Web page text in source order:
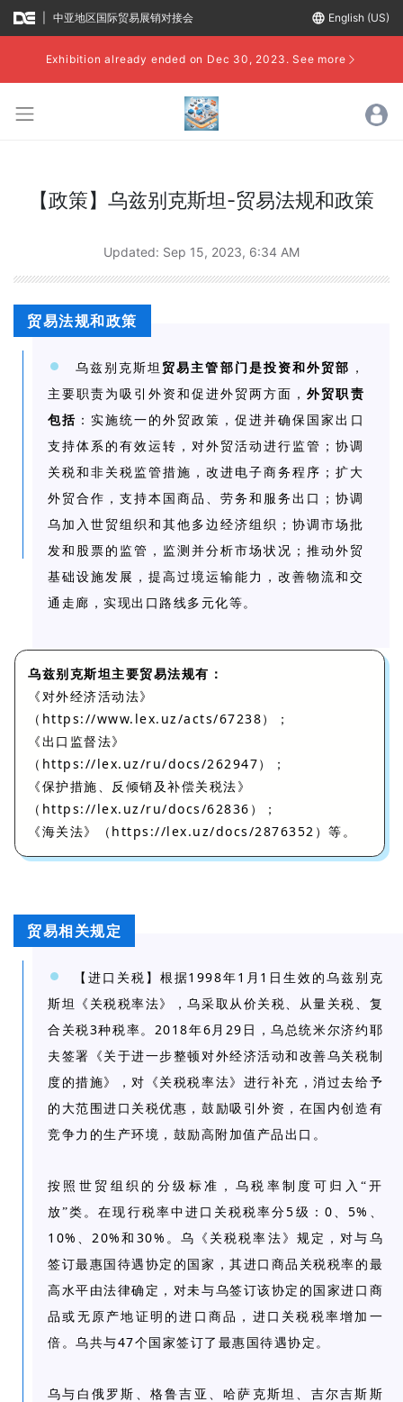
中亚地区国际贸易展销对接会 language English (US)
Exhibition already ended on Dec 30, 2023. See more
【政策】乌兹别克斯坦-贸易法规和政策
Updated: Sep 15, 2023, 6:34 AM
贸易法规和政策
乌兹别克斯坦 贸易主管部门是投资和外贸部 ，
主要职责为吸引外资和促进外贸两方面，外贸职责
包括 ：实施统一的外贸政策，促进并确保国家出口
支持体系的有效运转，对外贸活动进行监管；协调
关税和非关税监管措施，改进电子商务程序；扩大
外贸合作，支持本国商品、劳务和服务出口；协调
乌加入世贸组织和其他多边经济组织；协调市场批
发和股票的监管，监测并分析市场状况；推动外贸
基础设施发展，提高过境运输能力，改善物流和交
通走廊，实现出口路线多元化等。
乌兹别克斯坦主要贸易法规有：
《对外经济活动法》
（ https://www.lex.uz/acts/67238 ）；
《出口监督法》
（ https://lex.uz/ru/docs/262947 ）；
《保护措施、反倾销及补偿关税法》
（ https://lex.uz/ru/docs/62836 ）；
《海关法》（ https://lex.uz/docs/2876352 ）等。
贸易相关规定
【进口关税】根据1998年 1 月 1 日生效的乌兹别克
斯坦《关税税率法》，乌采取从价关税、从量关税、复
合关税3种税率。 2018年6 月 29 日，乌总统米尔济约耶
夫签署《关于进一步整顿对外经济活动和改善乌关税制
度的措施》，对《关税税率法》进行补充，消过去给予
的大范围进口关税优惠，鼓励吸引外资，在国内创造有
竞争力的生产环境，鼓励高附加值产品出口。
按照世贸组织的分级标准，乌税率制度可归入“开
放”类。在现行税率中进口关税税率分5 级： 0 、 5% 、
10% 、20% 和 30% 。乌《关税税率法》规定，对与乌
签订最惠国待遇协定的国家，其进口商品关税税率的最
高水平由法律确定，对未与乌签订该协定的国家进口商
品或无原产地证明的进口商品，进口关税税率增加一
倍。乌共与47个国家签订了最惠国待遇协定。
乌与白俄罗斯、格鲁吉亚、哈萨克斯坦、吉尔吉斯斯